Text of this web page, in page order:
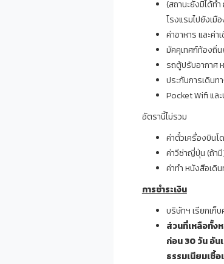
(สถานะยังมิได้ท
โรงแรมไปยังเมื
ค่าอาหาร และค่า
มัคคุเทศก์ท้องถิ่น
รถตู้ปรับอากาศ
ประกันการเดิน
Pocket Wifi แล
อัตรานี้ไม่รวม
ค่าตั๋วเครื่องบินโ
ค่าวีซ่าญี่ปุ่น (ถ้า
ค่าทำ หนังสือเดิน
การชำระเงิน
บริษัทฯ เรียกเก็
ส่วนที่เหลือทั้ง
ก่อน30วัน อัน
ธรรมเนียมเชื้